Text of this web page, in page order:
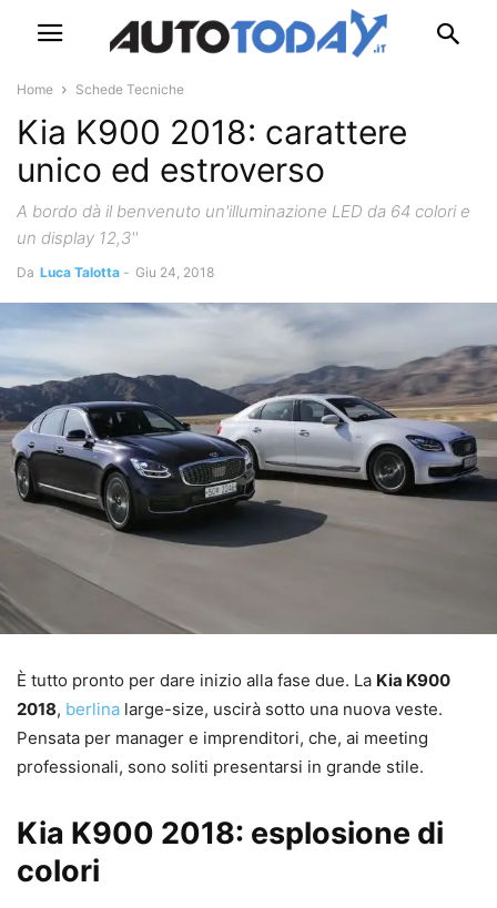
Home Schede Tecniche
Kia K900 2018: carattere
unico ed estroverso
A bordo dà il benvenuto un'illuminazione LED da 64 colori e
un display 12,3''
Da Luca Talotta - Giu 24, 2018
È tutto pronto per dare inizio alla fase due. La Kia K900
2018, berlina large-size, uscirà sotto una nuova veste.
Pensata per manager e imprenditori, che, ai meeting
professionali, sono soliti presentarsi in grande stile.
Kia K900 2018: esplosione di
colori